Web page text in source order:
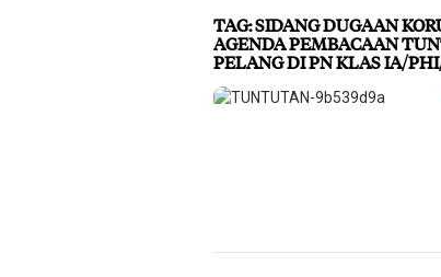
TAG:SIDANG DUGAAN
AGENDA PEMBACAAN
PELANG DI PN KLAS IA/